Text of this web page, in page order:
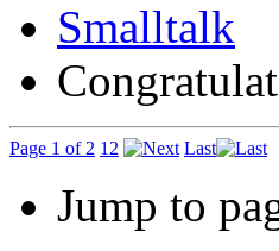
Smalltalk
Page 1 of 2 1 2 Last
Jump to